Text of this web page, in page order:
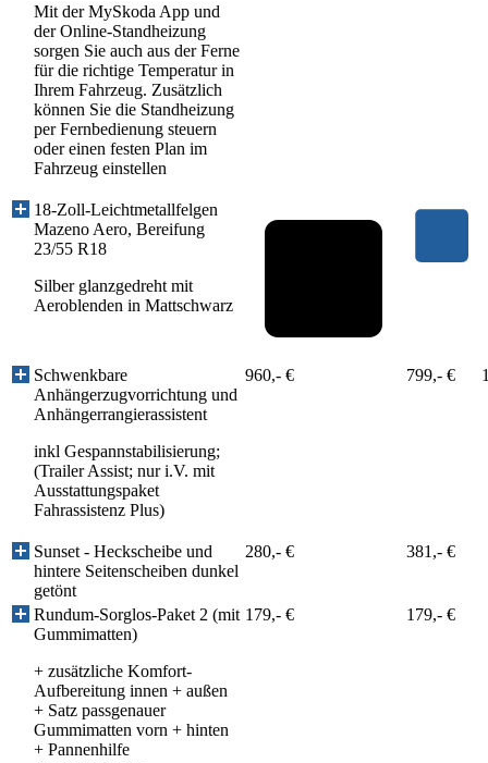
Mit der MySkoda App und
der Online-Standheizung
sorgen Sie auch aus der Ferne
für die richtige Temperatur in
Ihrem Fahrzeug. Zusätzlich
können Sie die Standheizung
per Fernbedienung steuern
oder einen festen Plan im
Fahrzeug einstellen
18-Zoll-Leichtmetallfelgen
Mazeno Aero, Bereifung
23/55 R18
Silber glanzgedreht mit
Aeroblenden in Mattschwarz
Schwenkbare
Anhängerzugvorrichtung und
Anhängerrangierassistent
inkl Gespannstabilisierung;
(Trailer Assist; nur i.V. mit
Ausstattungspaket
Fahrassistenz Plus)
960,- € 799,- €
Sunset - Heckscheibe und
hintere Seitenscheiben dunkel
getönt
280,- € 381,- €
Rundum-Sorglos-Paket 2 (mit
Gummimatten)
+ zusätzliche Komfort-
Aufbereitung innen + außen
+ Satz passgenauer
Gummimatten vorn + hinten
+ Pannenhilfe
179,- € 179,- €